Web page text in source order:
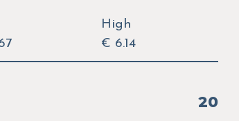
High
€ 6.14
20